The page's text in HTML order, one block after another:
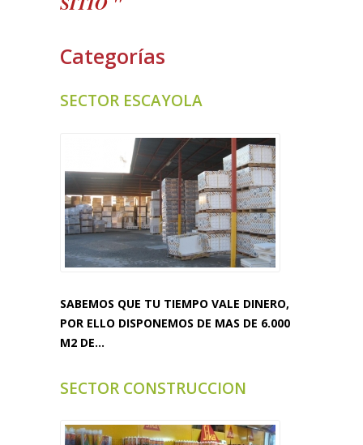
Categorías
SECTOR ESCAYOLA
SABEMOS QUE TU TIEMPO VALE DINERO,
POR ELLO DISPONEMOS DE MAS DE 6.000
M2 DE...
SECTOR CONSTRUCCION